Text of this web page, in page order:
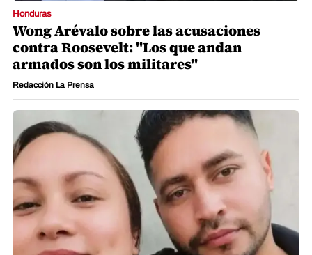
Honduras
Wong Arévalo sobre las acusaciones
contra Roosevelt: "Los que andan
armados son los militares"
Redacción La Prensa